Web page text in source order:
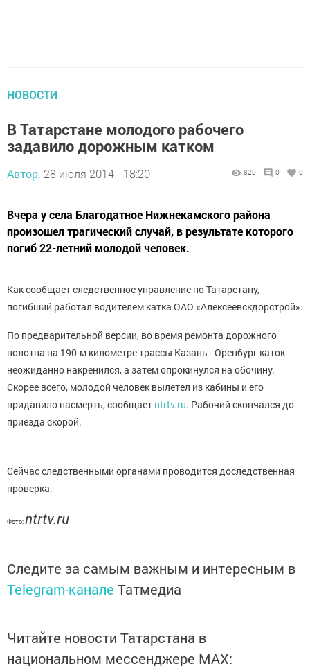
НОВОСТИ
В Татарстане молодого рабочего
задавило дорожным катком
Автор, 28 июля 2014 - 18:20 820 0 0
Вчера у села Благодатное Нижнекамского района
произошел трагический случай, в результате которого
погиб 22-летний молодой человек.
Как сообщает следственное управление по Татарстану,
погибший работал водителем катка ОАО «Алексеевскдорстрой».
По предварительной версии, во время ремонта дорожного
полотна на 190-м километре трассы Казань - Оренбург каток
неожиданно накренился, а затем опрокинулся на обочину.
Скорее всего, молодой человек вылетел из кабины и его
придавило насмерть, сообщает ntrtv.ru. Рабочий скончался до
приезда скорой.
Сейчас следственными органами проводится доследственная
проверка.
Фото:ntrtv.ru
Следите за самым важным и интересным в
Telegram-канале Татмедиа
Читайте новости Татарстана в
национальном мессенджере MАХ: